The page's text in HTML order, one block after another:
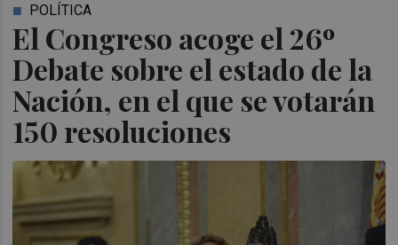
El Congreso acoge el 26º
Debate sobre el estado de la
Nación, en el que se votarán
150 resoluciones
POLÍTICA